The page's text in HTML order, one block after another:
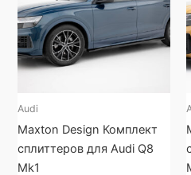
Audi
Maxton Design Комплект
сплиттеров для Audi Q8
Mk1